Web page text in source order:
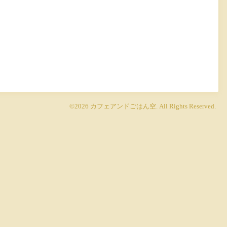
©2026 カフェアンドごはん空. All Rights Reserved.